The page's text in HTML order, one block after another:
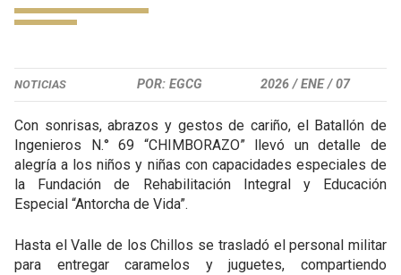
NOTICIAS POR: EGCG 2026 / ENE / 07
Con sonrisas, abrazos y gestos de cariño, el Batallón de
Ingenieros N.° 69 “CHIMBORAZO” llevó un detalle de
alegría a los niños y niñas con capacidades especiales de
la Fundación de Rehabilitación Integral y Educación
Especial “Antorcha de Vida”.
Hasta el Valle de los Chillos se trasladó el personal militar
para entregar caramelos y juguetes, compartiendo